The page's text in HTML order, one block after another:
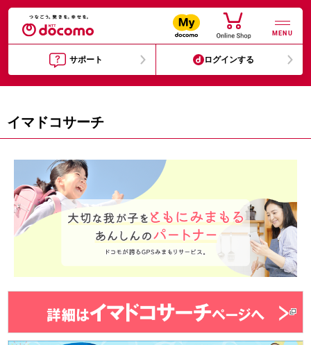
MENU
サポート ログインする
イマドコサーチ